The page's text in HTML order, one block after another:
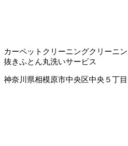
カーペットクリーニングクリーニ
抜きふとん丸洗いサービス
神奈川県相模原市中央区中央５丁目